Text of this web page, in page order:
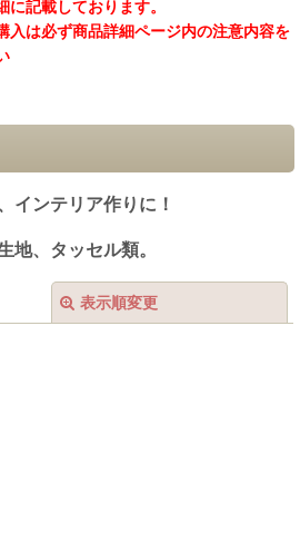
記載しております。
入は必ず商品詳細ページ内の注意内容を
インテリア作りに！
地、タッセル類。
表示順変更